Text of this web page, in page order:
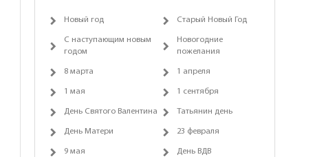
Новый год Старый Новый Год
С наступающим новым
годом
Новогодние
пожелания
8 марта 1 апреля
1 мая 1 сентября
День Святого Валентина Татьянин день
День Матери 23 февраля
9 мая День ВДВ